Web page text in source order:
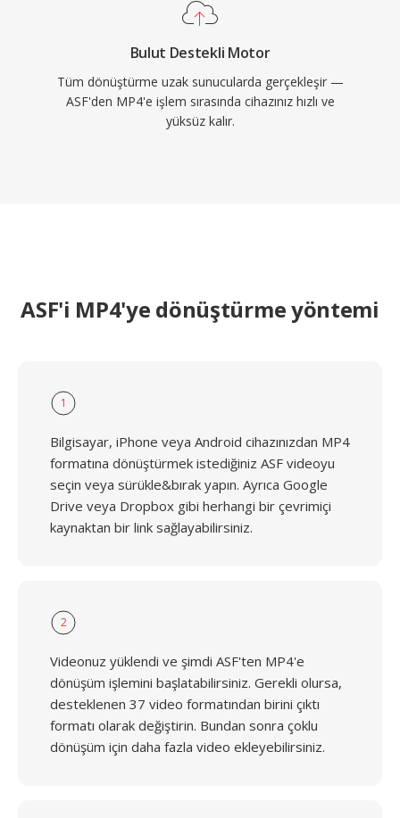
Bulut Destekli Motor
Tüm dönüştürme uzak sunucularda gerçekleşir —
ASF'den MP4'e işlem sırasında cihazınız hızlı ve
yüksüz kalır.
ASF'i MP4'ye dönüştürme yöntemi
1
Bilgisayar, iPhone veya Android cihazınızdan MP4
formatına dönüştürmek istediğiniz ASF videoyu
seçin veya sürükle&bırak yapın. Ayrıca Google
Drive veya Dropbox gibi herhangi bir çevrimiçi
kaynaktan bir link sağlayabilirsiniz.
2
Videonuz yüklendi ve şimdi ASF'ten MP4'e
dönüşüm işlemini başlatabilirsiniz. Gerekli olursa,
desteklenen 37 video formatından birini çıktı
formatı olarak değiştirin. Bundan sonra çoklu
dönüşüm için daha fazla video ekleyebilirsiniz.